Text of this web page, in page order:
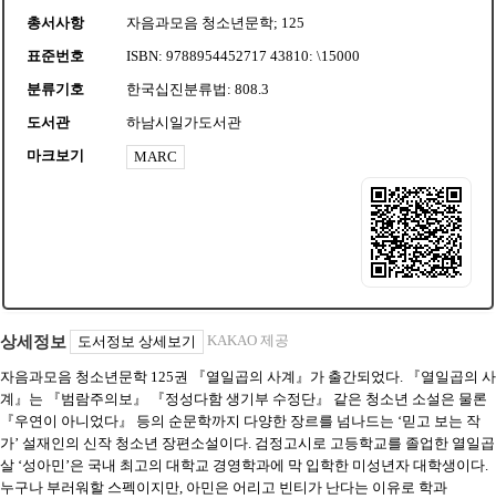
총서사항
자음과모음 청소년문학; 125
표준번호
ISBN: 9788954452717 43810: \15000
분류기호
한국십진분류법: 808.3
도서관
하남시일가도서관
마크보기
MARC
상세정보 도서정보 상세보기 KAKAO 제공
자음과모음 청소년문학 125권 『열일곱의 사계』가 출간되었다. 『열일곱의 사
계』는 『범람주의보』 『정성다함 생기부 수정단』 같은 청소년 소설은 물론
『우연이 아니었다』 등의 순문학까지 다양한 장르를 넘나드는 ‘믿고 보는 작
가’ 설재인의 신작 청소년 장편소설이다. 검정고시로 고등학교를 졸업한 열일곱
살 ‘성아민’은 국내 최고의 대학교 경영학과에 막 입학한 미성년자 대학생이다.
누구나 부러워할 스펙이지만, 아민은 어리고 빈티가 난다는 이유로 학과